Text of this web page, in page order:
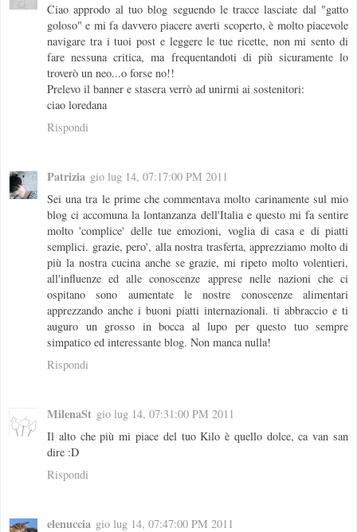
Ciao approdo al tuo blog seguendo le tracce lasciate dal "gatto
goloso" e mi fa davvero piacere averti scoperto, è molto piacevole
navigare tra i tuoi post e leggere le tue ricette, non mi sento di
fare nessuna critica, ma frequentandoti di più sicuramente lo
troverò un neo...o forse no!!
Prelevo il banner e stasera verrò ad unirmi ai sostenitori:
ciao loredana
Rispondi
Patrizia gio lug 14, 07:17:00 PM 2011
Sei una tra le prime che commentava molto carinamente sul mio
blog ci accomuna la lontanzanza dell'Italia e questo mi fa sentire
molto 'complice' delle tue emozioni, voglia di casa e di piatti
semplici. grazie, pero', alla nostra trasferta, apprezziamo molto di
più la nostra cucina anche se grazie, mi ripeto molto volentieri,
all'influenze ed alle conoscenze apprese nelle nazioni che ci
ospitano sono aumentate le nostre conoscenze alimentari
apprezzando anche i buoni piatti internazionali. ti abbraccio e ti
auguro un grosso in bocca al lupo per questo tuo sempre
simpatico ed interessante blog. Non manca nulla!
Rispondi
MilenaSt gio lug 14, 07:31:00 PM 2011
Il alto che più mi piace del tuo Kilo è quello dolce, ca van san
dire :D
Rispondi
elenuccia gio lug 14, 07:47:00 PM 2011